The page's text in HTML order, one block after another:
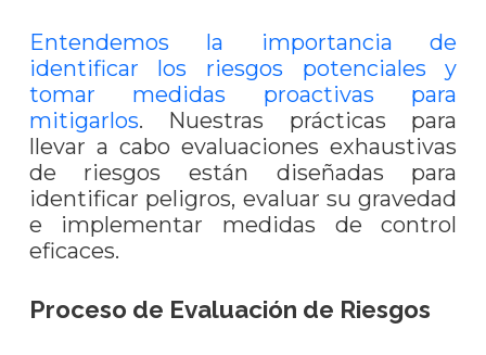
Entendemos la importancia de
identificar los riesgos potenciales y
tomar medidas proactivas para
mitigarlos. Nuestras prácticas para
llevar a cabo evaluaciones exhaustivas
de riesgos están diseñadas para
identificar peligros, evaluar su gravedad
e implementar medidas de control
eficaces.
Proceso de Evaluación de Riesgos